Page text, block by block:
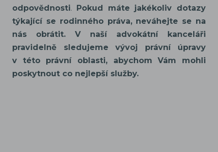
odpovědnosti. Pokud máte jakékoliv dotazy
týkající se rodinného práva, neváhejte se na
nás obrátit. V naší advokátní kanceláři
pravidelně sledujeme vývoj právní úpravy
v této právní oblasti, abychom Vám mohli
poskytnout co nejlepší služby.